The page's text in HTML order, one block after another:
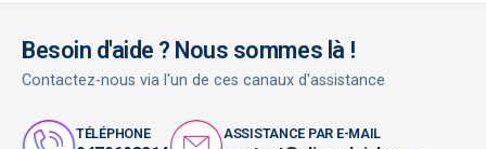
Besoin d'aide ? Nous sommes là !
Contactez-nous via l'un de ces canaux d'assistance
TÉLÉPHONE ASSISTANCE PAR E-MAIL